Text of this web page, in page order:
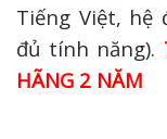
Tiếng Việt, hệ
đủ tính năng).
HÃNG 2 NĂM